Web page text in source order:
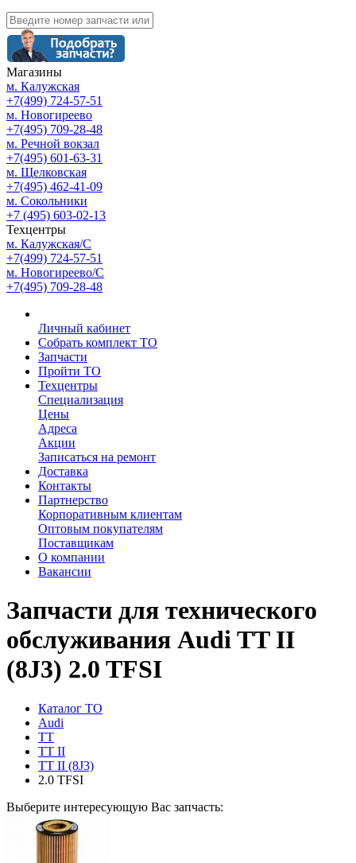
Магазины
м. Калужская
+7(499) 724-57-51
м. Новогиреево
+7(495) 709-28-48
м. Речной вокзал
+7(495) 601-63-31
м. Щелковская
+7(495) 462-41-09
м. Сокольники
+7 (495) 603-02-13
Техцентры
м. Калужская/С
+7(499) 724-57-51
м. Новогиреево/С
+7(495) 709-28-48
Личный кабинет
Собрать комплект ТО
Запчасти
Пройти ТО
Техцентры
Специализация
Цены
Адреса
Акции
Записаться на ремонт
Доставка
Контакты
Партнерство
Корпоративным клиентам
Оптовым покупателям
Поставщикам
О компании
Вакансии
Запчасти для технического
обслуживания Audi TT II
(8J3) 2.0 TFSI
Каталог ТО
Audi
TT
TT II
TT II (8J3)
2.0 TFSI
Выберите интересующую Вас запчасть: